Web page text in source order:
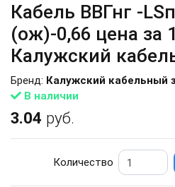
Кабель ВВГнг -
(ож)-0,66 цена за
Калужский
В наличии
Бренд: Калужский кабельный
3.04 руб.
Количество